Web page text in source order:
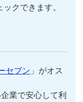
クできます。
セブン 」がオス
業で安心して利